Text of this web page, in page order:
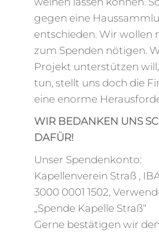
gegen eine
entschieden. Wir wollen
zum Spenden nötigen.
Projekt unterstützen
tun, stellt uns doch die
eine enorme
WIR BEDANKEN UNS
DAFÜR!
Unser Spendenkonto:
Kapellenverein Straß ,
3000 0001 1502,
„Spende Kapelle Straß“
Gerne bestätigen wir